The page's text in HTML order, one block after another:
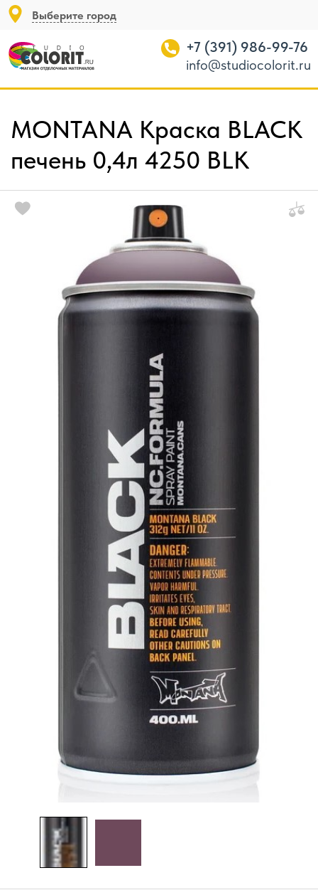
Выберите город
+7 (391) 986-99-76
info@studiocolorit.ru
MONTANA Краска BLACK
печень 0,4л 4250 BLK